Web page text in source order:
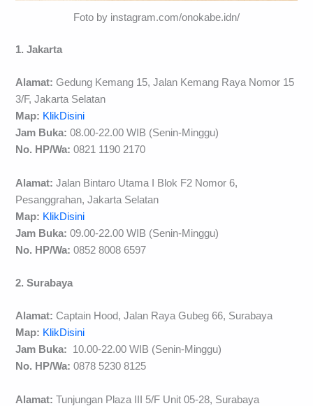
Foto by instagram.com/onokabe.idn/
1. Jakarta
Alamat: Gedung Kemang 15, Jalan Kemang Raya Nomor 15
3/F, Jakarta Selatan
Map: KlikDisini
Jam Buka: 08.00-22.00 WIB (Senin-Minggu)
No. HP/Wa: 0821 1190 2170
Alamat: Jalan Bintaro Utama I Blok F2 Nomor 6,
Pesanggrahan, Jakarta Selatan
Map: KlikDisini
Jam Buka: 09.00-22.00 WIB (Senin-Minggu)
No. HP/Wa: 0852 8008 6597
2. Surabaya
Alamat: Captain Hood, Jalan Raya Gubeg 66, Surabaya
Map: KlikDisini
Jam Buka: 10.00-22.00 WIB (Senin-Minggu)
No. HP/Wa: 0878 5230 8125
Alamat: Tunjungan Plaza III 5/F Unit 05-28, Surabaya